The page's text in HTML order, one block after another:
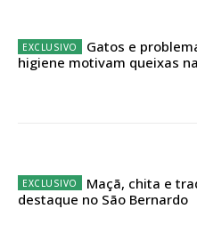
12
Gatos e
higiene motivam queixas
Maçã, chita e
destaque no São Bernardo